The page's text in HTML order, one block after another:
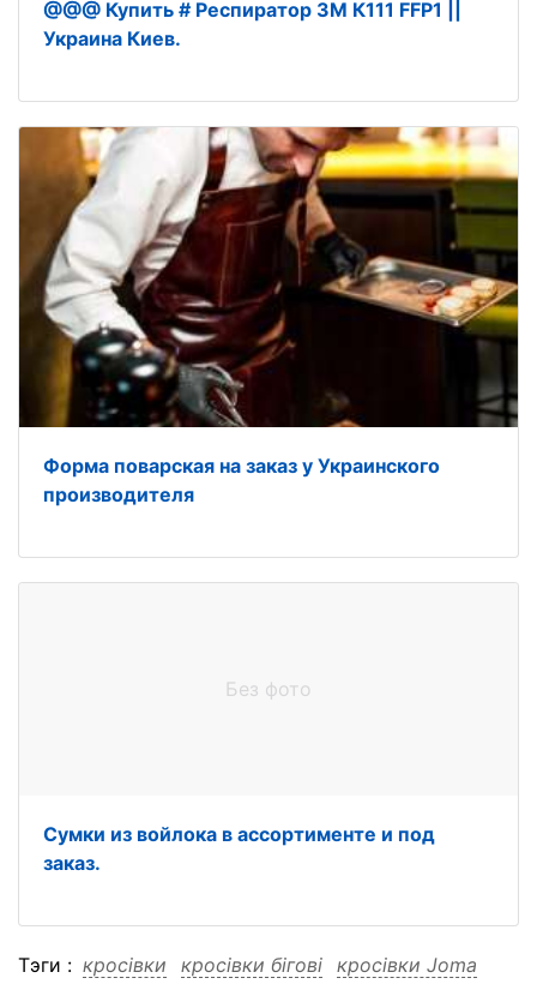
@@@ Купить # Респиратор 3М К111 FFP1 ||
Украина Киев.
Форма поварская на заказ у Украинского
производителя
Без фото
Сумки из войлока в ассортименте и под
заказ.
Тэги : кросівки кросівки бігові кросівки Joma